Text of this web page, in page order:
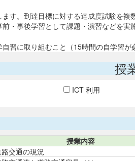
す。到達目標に対する達成度試験を複
・事後学習として課題・演習などを実
習に取り組むこと（15時間の自学習が
授
ICT 利用
授業内容
交通の現況